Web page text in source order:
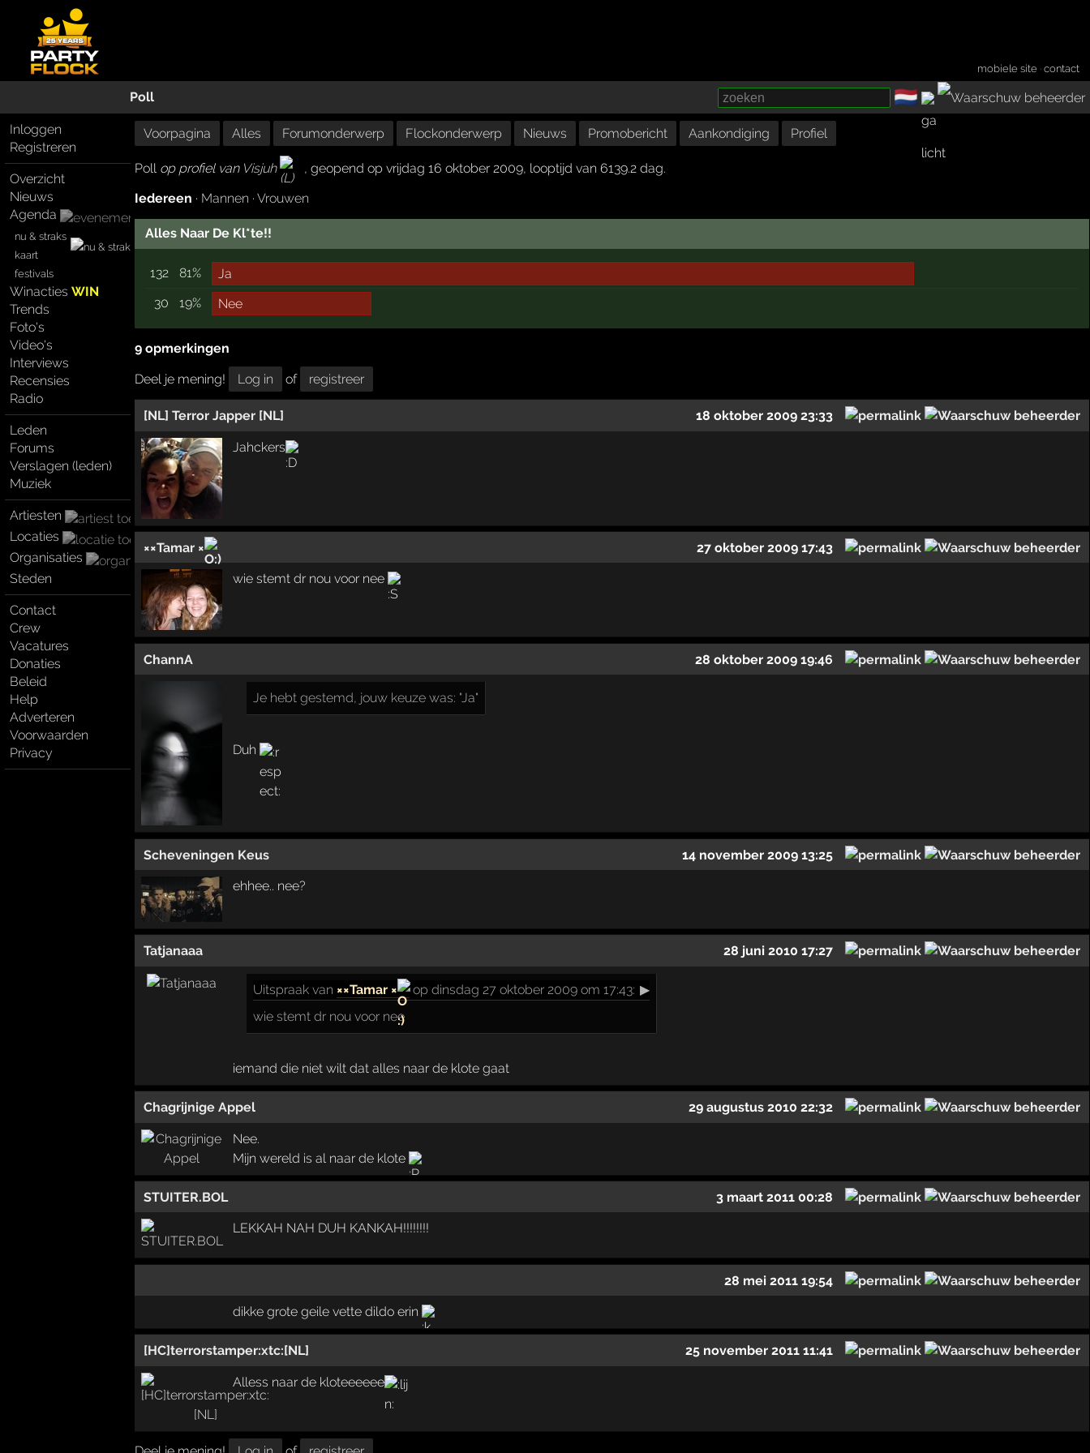
mobiele site ·contact
Poll 🇳🇱
Inloggen
Registreren
Overzicht
Nieuws
Agenda
nu & straks
kaart
festivals
WinactiesWIN
Trends
Foto's
Video's
Interviews
Recensies
Radio
Leden
Forums
Verslagen (leden)
Muziek
Artiesten
Locaties
Organisaties
Steden
Contact
Crew
Vacatures
Donaties
Beleid
Help
Adverteren
Voorwaarden
Privacy
Voorpagina Alles Forumonderwerp Flockonderwerp Nieuws Promobericht Aankondiging Profiel
Poll op profiel van Visjuh
, geopend op vrijdag 16 oktober 2009, looptijd van 6139.2 dag.
Iedereen · Mannen · Vrouwen
Alles Naar De Kl*te!!
132 81%
Ja
30
19% Nee
9 opmerkingen
Deel je mening!
Log in of registreer
[NL] Terror Japper [NL] 18 oktober 2009 23:33
Jahckers
××Tamar × 27 oktober 2009 17:43
wie stemt dr nou voor nee
ChannA 28 oktober 2009 19:46
Je hebt gestemd, jouw keuze was: "Ja"
Duh
Scheveningen Keus 14 november 2009 13:25
ehhee.. nee?
Tatjanaaa 28 juni 2010 17:27
Uitspraakvan ××Tamar × op dinsdag 27 oktober 2009 om 17:43: ▶
wie stemt dr nou voor nee
iemand die niet wilt dat alles naar de klote gaat
Chagrijnige Appel 29 augustus 2010 22:32
Nee.
Mijn wereld is al naar de klote
STUITER.BOL 3 maart 2011 00:28
LEKKAH NAH DUH KANKAH!!!!!!!!
28 mei 2011 19:54
dikke grote geile vette dildo erin
[HC]terrorstamper:xtc:[NL] 25 november 2011 11:41
Alless naar de kloteeeeee